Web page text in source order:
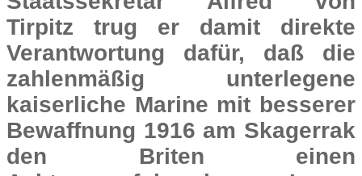
Tirpitz trug er damit direkte
Verantwortung dafür, daß die
zahlenmäßig unterlegene
kaiserliche Marine mit besserer
Bewaffnung 1916 am Skagerrak
den Briten einen